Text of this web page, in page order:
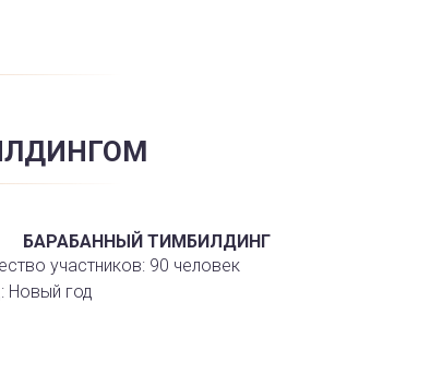
БАРАБАННЫЙ ТИМБИЛДИНГ
участников: 90 человек
Новый год